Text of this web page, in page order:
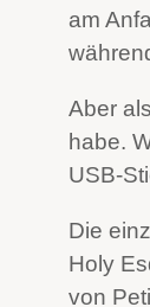
am
Aber
habe.
USB-
Die
Holy
von